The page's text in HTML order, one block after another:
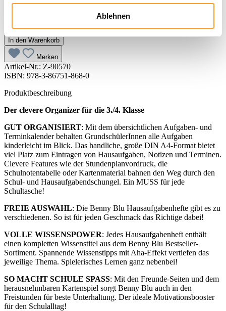
Ablehnen
Sofort verfügbar, Lieferzeit: 3-5 Tage
In den Warenkorb
Merken
Artikel-Nr.: Z-90570
ISBN: 978-3-86751-868-0
Produktbeschreibung
Der clevere Organizer für die 3./4. Klasse
GUT ORGANISIERT: Mit dem übersichtlichen Aufgaben- und
Terminkalender behalten GrundschülerInnen alle Aufgaben
kinderleicht im Blick. Das handliche, große DIN A4-Format bietet
viel Platz zum Eintragen von Hausaufgaben, Notizen und Terminen.
Clevere Features wie der Stundenplanvordruck, die
Schulnotentabelle oder Kartenmaterial bahnen den Weg durch den
Schul- und Hausaufgabendschungel. Ein MUSS für jede
Schultasche!
FREIE AUSWAHL: Die Benny Blu Hausaufgabenhefte gibt es zu
verschiedenen. So ist für jeden Geschmack das Richtige dabei!
VOLLE WISSENSPOWER: Jedes Hausaufgabenheft enthält
einen kompletten Wissenstitel aus dem Benny Blu Bestseller-
Sortiment. Spannende Wissenstipps mit Aha-Effekt vertiefen das
jeweilige Thema. Spielerisches Lernen ganz nebenbei!
SO MACHT SCHULE SPASS: Mit den Freunde-Seiten und dem
herausnehmbaren Kartenspiel sorgt Benny Blu auch in den
Freistunden für beste Unterhaltung. Der ideale Motivationsbooster
für den Schulalltag!